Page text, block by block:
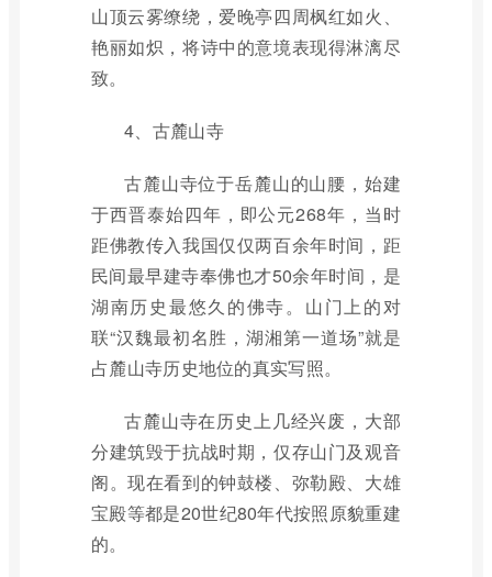
山顶云雾缭绕，爱晚亭四周枫红如火、
艳丽如炽，将诗中的意境表现得淋漓尽
致。
4、古麓山寺
古麓山寺位于岳麓山的山腰，始建
于西晋泰始四年，即公元268年，当时
距佛教传入我国仅仅两百余年时间，距
民间最早建寺奉佛也才50余年时间，是
湖南历史最悠久的佛寺。山门上的对
联“汉魏最初名胜，湖湘第一道场”就是
占麓山寺历史地位的真实写照。
古麓山寺在历史上几经兴废，大部
分建筑毁于抗战时期，仅存山门及观音
阁。现在看到的钟鼓楼、弥勒殿、大雄
宝殿等都是20世纪80年代按照原貌重建
的。